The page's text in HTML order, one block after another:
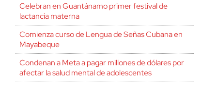
Celebran en Guantánamo primer festival de
lactancia materna
Comienza curso de Lengua de Señas Cubana en
Mayabeque
Condenan a Meta a pagar millones de dólares por
afectar la salud mental de adolescentes